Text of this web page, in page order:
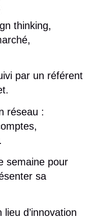
thinking,
par un référent
réseau :
semaine pour
sa
lieu d’innovation